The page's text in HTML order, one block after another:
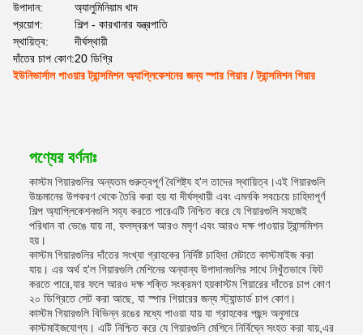
উপাদান:
অ্যালুমিনিয়াম খাদ
প্রয়োগ:
শিল্প - কারখানার যন্ত্রপাতি
স্থায়িত্ব:
দীর্ঘস্থায়ী
দাঁতের চাপ কোণ:20 ডিগ্রি
ইউনিভার্সাল পাওয়ার ট্রান্সমিশন অ্যাপ্লিকেশনের জন্য স্পার গিয়ার / ট্রান্সমিশন গিয়ার
পণ্যের বর্ণনাঃ
কাস্টম গিয়ারগুলির অন্যতম গুরুত্বপূর্ণ বৈশিষ্ট্য হ'ল তাদের স্থায়িত্ব।এই গিয়ারগুলি
উচ্চমানের উপকরণ থেকে তৈরি করা হয় যা দীর্ঘস্থায়ী এবং এমনকি সবচেয়ে চাহিদাপূর্ণ
শিল্প অ্যাপ্লিকেশনগুলি সহ্য করতে পারেএটি নিশ্চিত করে যে গিয়ারগুলি সহজেই
পরিধান বা ভেঙে যায় না, ফলস্বরূপ আরও মসৃণ এবং আরও দক্ষ পাওয়ার ট্রান্সমিশন
হয়।
কাস্টম গিয়ারগুলির দাঁতের সংখ্যা গ্রাহকের নির্দিষ্ট চাহিদা মেটাতে কাস্টমাইজ করা
যায়। এর অর্থ হ'ল গিয়ারগুলি মেশিনের অন্যান্য উপাদানগুলির সাথে নিখুঁতভাবে ফিট
করতে পারে,যার ফলে আরও দক্ষ শক্তি সংক্রমণ হয়কাস্টম গিয়ারের দাঁতের চাপ কোণ
২০ ডিগ্রিতে সেট করা আছে, যা স্পার গিয়ারের জন্য স্ট্যান্ডার্ড চাপ কোণ।
কাস্টম গিয়ারগুলি বিভিন্ন রঙের মধ্যে পাওয়া যায় যা গ্রাহকের পছন্দ অনুসারে
কাস্টমাইজযোগ্য। এটি নিশ্চিত করে যে গিয়ারগুলি মেশিনে নির্বিঘ্নে সংহত করা যায়,এর